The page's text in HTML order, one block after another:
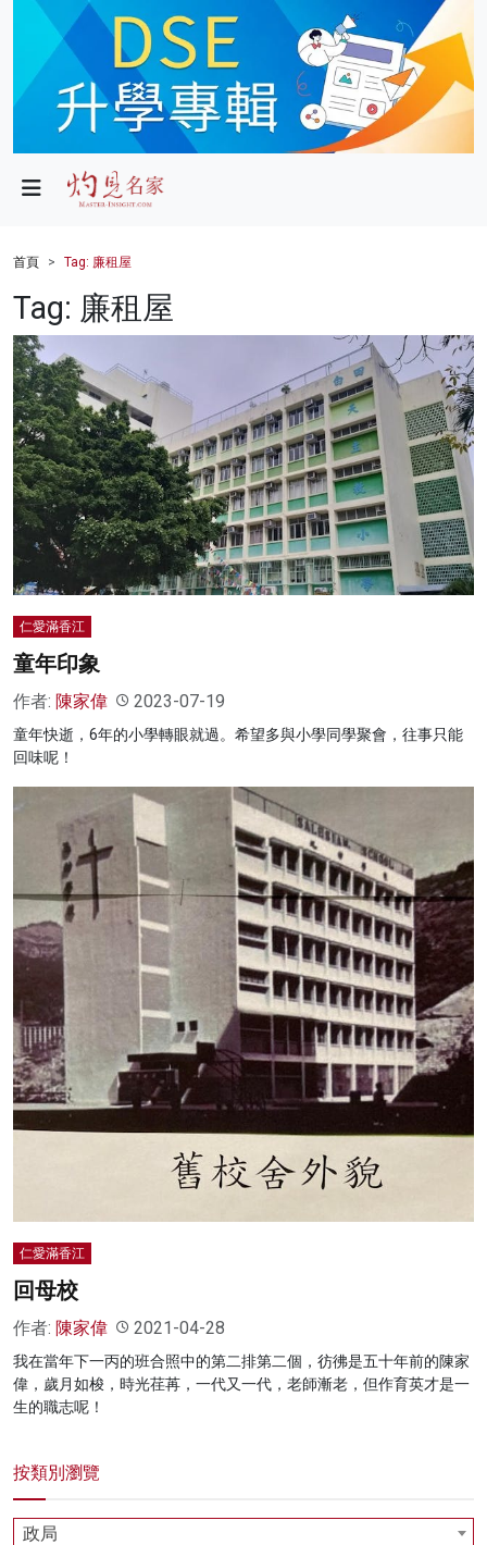
政局
財經
健康
商業
科技
影片
名家榜
灼見活動
首頁 Tag: 廉租屋
Tag: 廉租屋
仁愛滿香江
童年印象
作者: 陳家偉 2023-07-19
童年快逝，6年的小學轉眼就過。希望多與小學同學聚會，往事只能
回味呢！
仁愛滿香江
回母校
作者: 陳家偉 2021-04-28
我在當年下一丙的班合照中的第二排第二個，彷彿是五十年前的陳家
偉，歲月如梭，時光荏苒，一代又一代，老師漸老，但作育英才是一
生的職志呢！
按類別瀏覽
政局